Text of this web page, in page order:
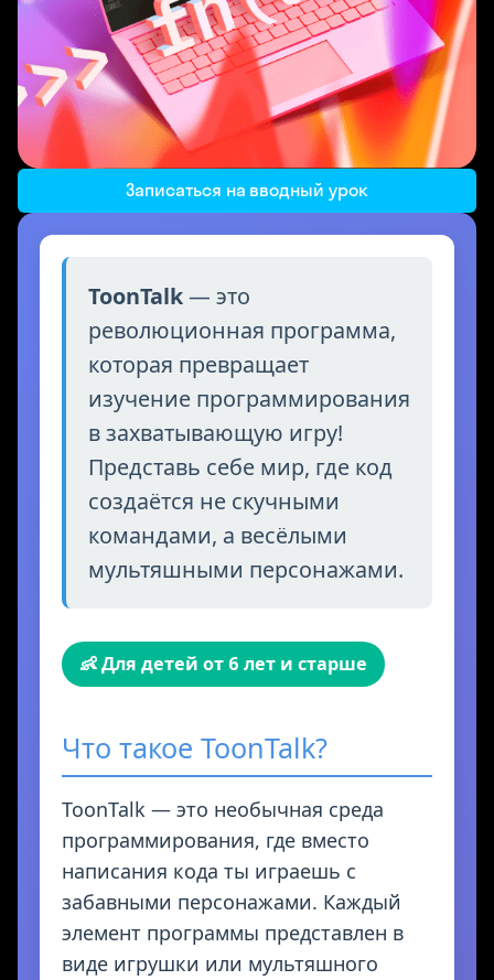
Записаться на вводный урок
ToonTalk— это
революционная программа,
которая превращает
изучение программирования
в захватывающую игру!
Представь себе мир, где код
создаётся не скучными
командами, а весёлыми
мультяшными персонажами.
👶 Для детей от 6 лет и старше
Что такое ToonTalk?
ToonTalk — это необычная среда
программирования, где вместо
написания кода ты играешь с
забавными персонажами. Каждый
элемент программы представлен в
виде игрушки или мультяшного